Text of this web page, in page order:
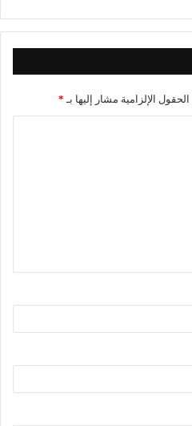
الحقول الإلزامية مشار إليها بـ *